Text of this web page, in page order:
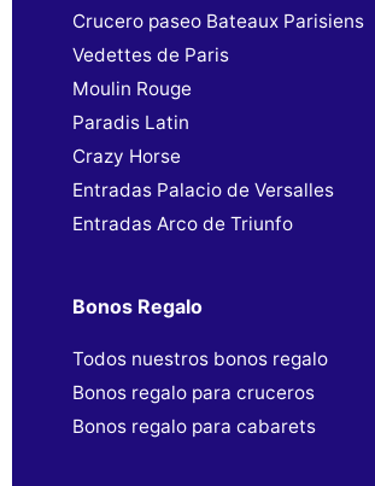
Crucero paseo Bateaux Parisiens
Vedettes de Paris
Moulin Rouge
Paradis Latin
Crazy Horse
Entradas Palacio de Versalles
Entradas Arco de Triunfo
Bonos Regalo
Todos nuestros bonos regalo
Bonos regalo para cruceros
Bonos regalo para cabarets